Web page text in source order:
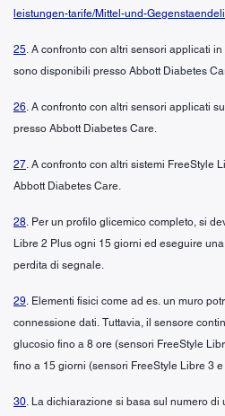
leistungen-tarife/Mittel-und-
25. A confronto con altri sensori applicati
sono disponibili presso Abbott Diabetes
26. A confronto con altri sensori applicati
presso Abbott Diabetes Care.
27. A confronto con altri sistemi FreeStyle
Abbott Diabetes Care.
28. Per un profilo glicemico completo, si
Libre 2 Plus ogni 15 giorni ed eseguire
perdita di segnale.
29. Elementi fisici come ad es. un muro
connessione dati. Tuttavia, il sensore
glucosio fino a 8 ore (sensori FreeStyle
fino a 15 giorni (sensori FreeStyle Libre 3
30. La dichiarazione si basa sul numero di